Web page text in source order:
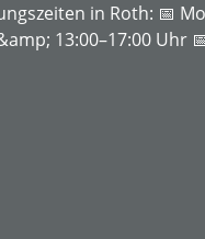
in Roth: 📅
13:00–17:00 Uhr